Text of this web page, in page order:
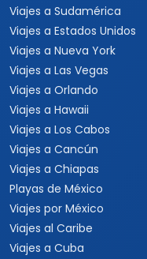
Viajes a Sudamérica
Viajes a Estados Unidos
Viajes a Nueva York
Viajes a Las Vegas
Viajes a Orlando
Viajes a Hawaii
Viajes a Los Cabos
Viajes a Cancún
Viajes a Chiapas
Playas de México
Viajes por México
Viajes al Caribe
Viajes a Cuba